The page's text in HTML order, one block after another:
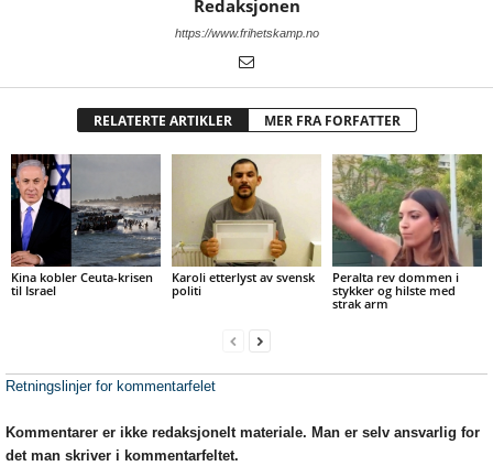
Redaksjonen
https://www.frihetskamp.no
RELATERTE ARTIKLER MER FRA FORFATTER
Kina kobler Ceuta-krisen
til Israel
Karoli etterlyst av svensk
politi
Peralta rev dommen i
stykker og hilste med
strak arm
Retningslinjer for kommentarfelet
Kommentarer er ikke redaksjonelt materiale. Man er selv ansvarlig for
det man skriver i kommentarfeltet.